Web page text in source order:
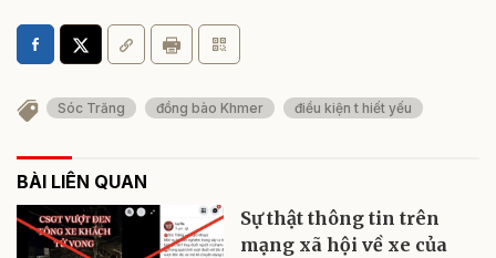
Sóc Trăng đồng bào Khmer điều kiện t hiết yếu
BÀI LIÊN QUAN
Sự thật thông tin trên
mạng xã hội về xe của